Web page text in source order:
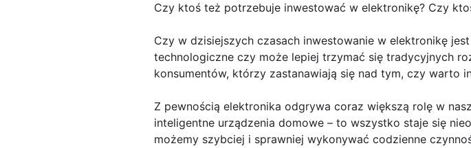
Czy ktoś też potrzebuje inwestować w elektronikę? Czy
Czy w dzisiejszych czasach inwestowanie w elektronikę
technologiczne czy może lepiej trzymać się tradycyjnych
konsumentów, którzy zastanawiają się nad tym, czy warto
Z pewnością elektronika odgrywa coraz większą rolę w
inteligentne urządzenia domowe – to wszystko staje się
możemy szybciej i sprawniej wykonywać codzienne